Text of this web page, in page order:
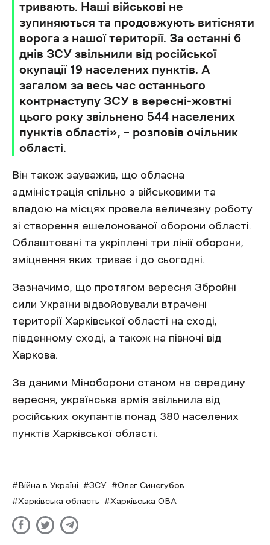
тривають. Наші військові не
зупиняються та продовжують витісняти
ворога з нашої території. За останні 6
днів ЗСУ звільнили від російської
окупації 19 населених пунктів. А
загалом за весь час останнього
контрнаступу ЗСУ в вересні-жовтні
цього року звільнено 544 населених
пунктів області», – розповів очільник
області.
Він також зауважив, що обласна
адміністрація спільно з військовими та
владою на місцях провела величезну роботу
зі створення ешелонованої оборони області.
Облаштовані та укріплені три лінії оборони,
зміцнення яких триває і до сьогодні.
Зазначимо, що протягом вересня Збройні
сили України відвойовували втрачені
території Харківської області на сході,
південному сході, а також на півночі від
Харкова.
За даними Міноборони станом на середину
вересня, українська армія звільнила від
російських окупантів понад 380 населених
пунктів Харківської області.
Війна в Україні ЗСУ
Олег Синєгубов
Харківська область
Харківська ОВА